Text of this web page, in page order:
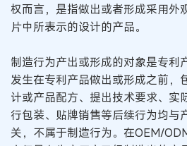
权而言，是指做出或者形成采用外
片中所表示的设计的产品。
制造行为产出或形成的对象是专利
发生在专利产品做出或形成之前，
计或产品配方、提出技术要求、实
行包装、贴牌销售等后续行为均与
关，不属于制造行为。在OEM/